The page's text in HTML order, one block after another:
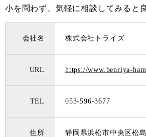
小を問わず、気軽に相談してみると
会社名 株式会社トライズ
URL https://www.benriya-
TEL 053-596-3677
住所 静岡県浜松市中央区松